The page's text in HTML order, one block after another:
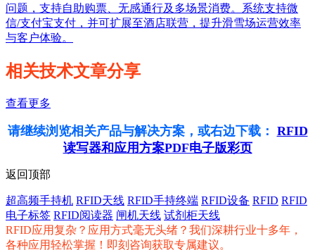
问题，支持自助购票、无感通行及多场景消费。系统支持微
信/支付宝支付，并可扩展至酒店联营，提升滑雪场运营效率
与客户体验。
相关技术文章分享
查看更多
请继续浏览相关产品与解决方案，或右边下载： RFID
读写器和应用方案PDF电子版彩页
返回顶部
超高频手持机 RFID天线 RFID手持终端 RFID设备 RFID RFID
电子标签 RFID阅读器 闸机天线 试剂柜天线
RFID应用复杂？应用方式毫无头绪？我们深耕行业十多年，
各种应用轻松掌握！即刻咨询获取专属建议。